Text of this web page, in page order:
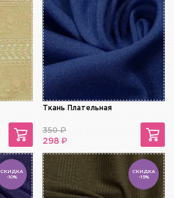
Ткань Плательная
350₽
298 ₽
СКИДКА
-10%
СКИДКА
-15%